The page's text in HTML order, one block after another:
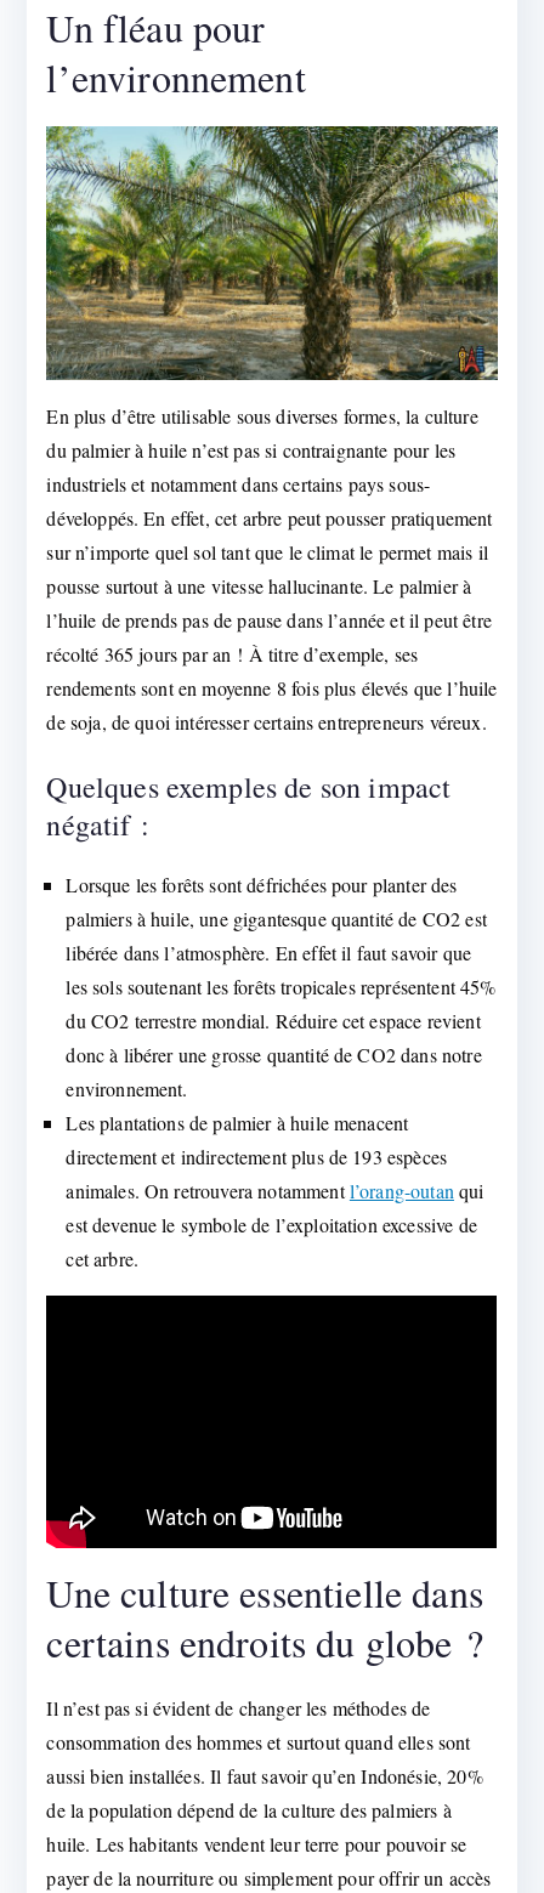
Un fléau pour
l’environnement
En plus d’être utilisable sous diverses formes, la culture
du palmier à huile n’est pas si contraignante pour les
industriels et notamment dans certains pays sous-
développés. En effet, cet arbre peut pousser pratiquement
sur n’importe quel sol tant que le climat le permet mais il
pousse surtout à une vitesse hallucinante. Le palmier à
l’huile de prends pas de pause dans l’année et il peut être
récolté 365 jours par an ! À titre d’exemple, ses
rendements sont en moyenne 8 fois plus élevés que l’huile
de soja, de quoi intéresser certains entrepreneurs véreux.
Quelques exemples de son impact
négatif :
Lorsque les forêts sont défrichées pour planter des
palmiers à huile, une gigantesque quantité de CO2 est
libérée dans l’atmosphère. En effet il faut savoir que
les sols soutenant les forêts tropicales représentent 45%
du CO2 terrestre mondial. Réduire cet espace revient
donc à libérer une grosse quantité de CO2 dans notre
environnement.
Les plantations de palmier à huile menacent
directement et indirectement plus de 193 espèces
animales. On retrouvera notammentl’orang-outan qui
est devenue le symbole de l’exploitation excessive de
cet arbre.
Une culture essentielle dans
certains endroits du globe ?
Il n’est pas si évident de changer les méthodes de
consommation des hommes et surtout quand elles sont
aussi bien installées. Il faut savoir qu’en Indonésie, 20%
de la population dépend de la culture des palmiers à
huile. Les habitants vendent leur terre pour pouvoir se
payer de la nourriture ou simplement pour offrir un accès